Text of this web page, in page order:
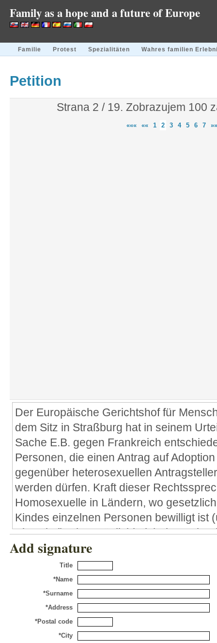
Family as a hope and a future of Europe
Familie Protest Spezialitäten Wahres familien
Petition
Strana 2 / 19. Zobrazujem 100
««« «« 1 2 3 4 5 6 7 »»
Der Europäische Gerichtshof für
dem Sitz in Straßburg hat in seinem
Sache E.B. gegen Frankreich
Personen, die einen Antrag auf
gegenüber heterosexuellen
werden dürfen. Kraft dieser
Homosexuelle in Ländern, wo
Kindes einzelnen Personen bewilligt ist
Slowakei), eine Möglichkeit haben, ein
im Haushalt mit dem Partner / mit der
Aufgabe des EGMR ist es, die
Schutz der Menschenrechte und
machen und ihre Einhaltung in den
Europarats zu kontrollieren.
Es ist ersichtlich, dass:
Add signature
Title
*Name
*Surname
*Address
*Postal code
*City